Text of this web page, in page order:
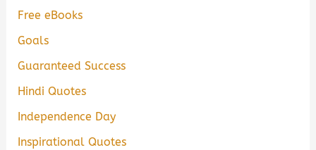
Free eBooks
Goals
Guaranteed Success
Hindi Quotes
Independence Day
Inspirational Quotes